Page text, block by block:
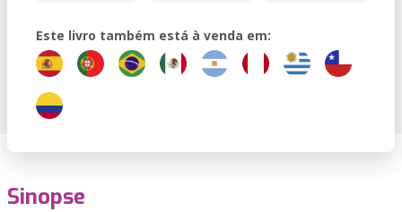
Este livro também está à venda em:
Sinopse